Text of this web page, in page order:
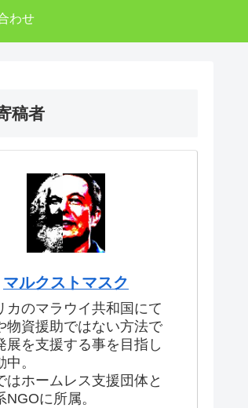
わせ
稿者
マルクストマスク
カのマラウイ共和国にて
物資援助ではない方法で
展を支援する事を目指し
。
はホームレス支援団体と
NGOに所属。